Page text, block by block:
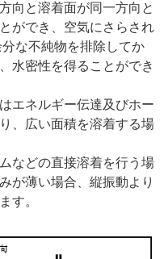
向と溶着面が同一方向と
ができ、空気にさらされ
な不純物を排除してか
水密性を得ることができ
エネルギー伝達及びホー
、広い面積を溶着する場
などの直接溶着を行う場
が薄い場合、縦振動より
す。